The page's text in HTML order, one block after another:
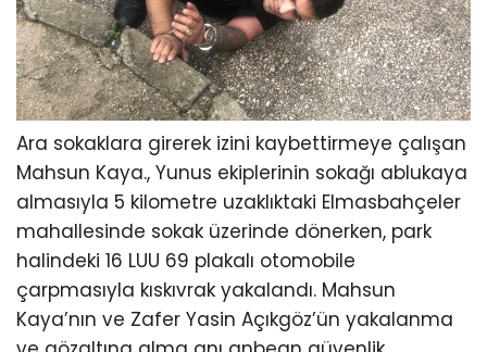
Ara sokaklara girerek izini kaybettirmeye çalışan
Mahsun Kaya., Yunus ekiplerinin sokağı ablukaya
almasıyla 5 kilometre uzaklıktaki Elmasbahçeler
mahallesinde sokak üzerinde dönerken, park
halindeki 16 LUU 69 plakalı otomobile
çarpmasıyla kıskıvrak yakalandı. Mahsun
Kaya’nın ve Zafer Yasin Açıkgöz’ün yakalanma